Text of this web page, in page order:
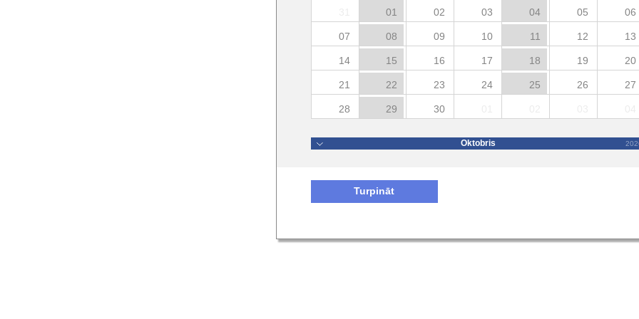
01 02 03 04 05 06
07 08 09 10 11 12 13
14 15 16 17 18 19 20
21 22 23 24 25 26 27
28 29 30
Oktobris
Turpināt